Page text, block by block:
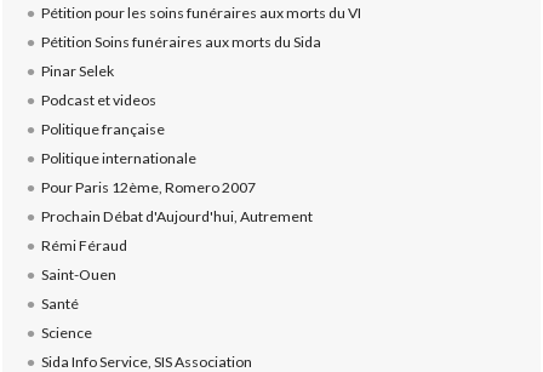
Pétition pour les soins funéraires aux morts du VI
Pétition Soins funéraires aux morts du Sida
Pinar Selek
Podcast et videos
Politique française
Politique internationale
Pour Paris 12ème, Romero 2007
Prochain Débat d'Aujourd'hui, Autrement
Rémi Féraud
Saint-Ouen
Santé
Science
Sida Info Service, SIS Association